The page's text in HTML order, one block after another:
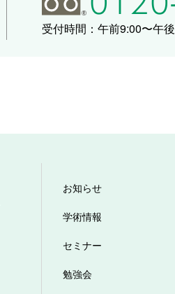
受付時間：午前9:00〜午
お知らせ
学術情報
セミナー
勉強会